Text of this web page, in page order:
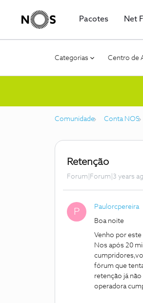
Pacotes Net
Categorias Centro de
Comunidade Conta NOS
Retenção
Forum|Forum|3 years
P Paulorcpereira
Boa noite
Venho por
Nos após 20
fórum que
retenção já
operadora